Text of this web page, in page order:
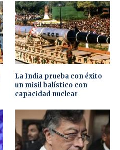
La India prueba con éxito
un misil balístico con
capacidad nuclear